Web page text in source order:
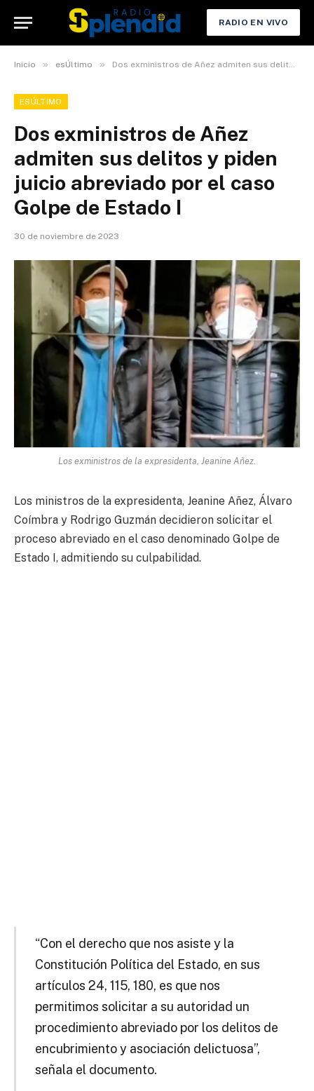
RADIO EN VIVO
Inicio » esÚltimo » Dos exministros de Añez admiten sus delitos y piden juicio abreviado por el caso Golpe de Estado I
ESÚLTIMO
Dos exministros de Añez
admiten sus delitos y piden
juicio abreviado por el caso
Golpe de Estado I
30 de noviembre de 2023
Los exministros de la expresidenta, Jeanine Añez.
Los ministros de la expresidenta, Jeanine Añez, Álvaro
Coímbra y Rodrigo Guzmán decidieron solicitar el
proceso abreviado en el caso denominado Golpe de
Estado I, admitiendo su culpabilidad.
“Con el derecho que nos asiste y la
Constitución Política del Estado, en sus
artículos 24, 115, 180, es que nos
permitimos solicitar a su autoridad un
procedimiento abreviado por los delitos de
encubrimiento y asociación delictuosa”,
señala el documento.